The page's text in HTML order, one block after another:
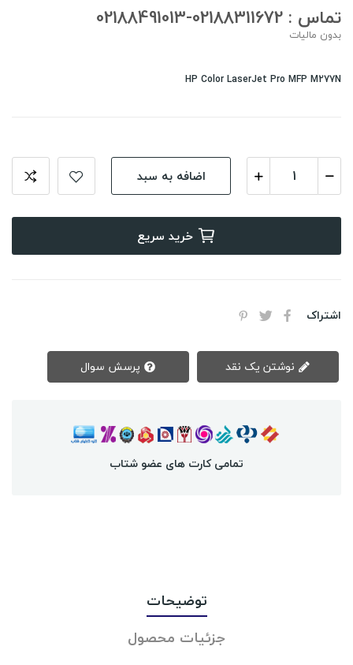
تماس : 02188311672-02188491013
بدون مالیات
HP Color LaserJet Pro MFP M277N
اضافه به سبد
خرید سریع
اشتراک
تمامی کارت های عضو شتاب
توضیحات
جزئیات محصول